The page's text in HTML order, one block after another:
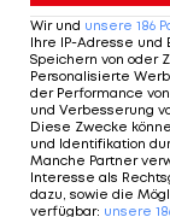
noch einen
Zehn Minuten
nach einem
Radlinger. Den
Havel ins
Dragovic mit
Wir und unsere 186
Ihre IP-Adresse
Speichern von oder
Personalisierte
der Performance
und Verbesserung
Diese Zwecke
und Identifikation
Manche Partner
Interesse als
dazu, sowie die
verfügbar: unsere